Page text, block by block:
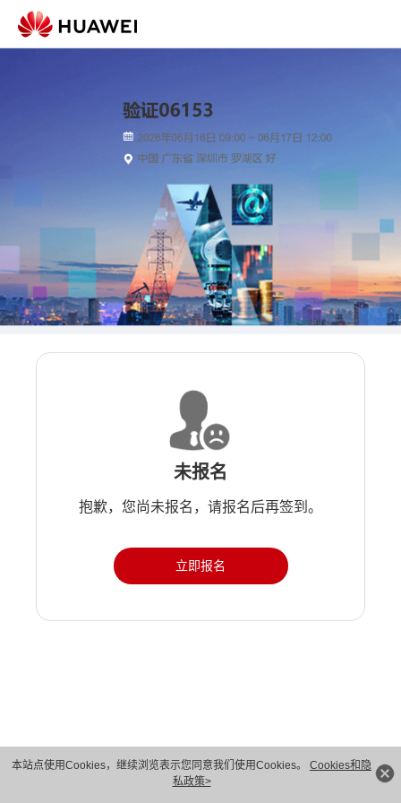
本站点使用Cookies，继续浏览表示您同意我们使用Cookies。 Cookies和隐
私政策>
未报名
抱歉，您尚未报名，请报名后再签到。
立即报名
版权所有 © 华为技术有限公司 1998-2026。 保留一切权利。粤A2-20044005号
隐私保护
法律声明